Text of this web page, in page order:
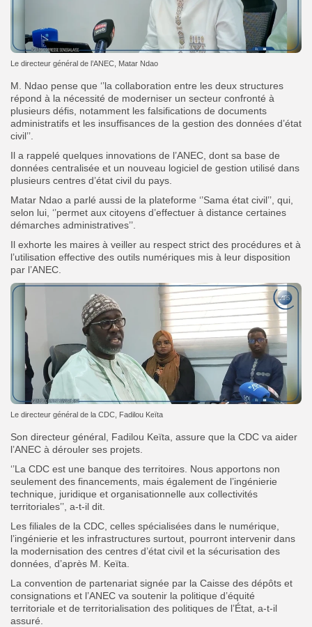
Le directeur général de l’ANEC, Matar Ndao
M. Ndao pense que ‘’la collaboration entre les deux structures
répond à la nécessité de moderniser un secteur confronté à
plusieurs défis, notamment les falsifications de documents
administratifs et les insuffisances de la gestion des données d’état
civil’’.
Il a rappelé quelques innovations de l’ANEC, dont sa base de
données centralisée et un nouveau logiciel de gestion utilisé dans
plusieurs centres d’état civil du pays.
Matar Ndao a parlé aussi de la plateforme ‘’Sama état civil’’, qui,
selon lui, ‘’permet aux citoyens d’effectuer à distance certaines
démarches administratives’’.
Il exhorte les maires à veiller au respect strict des procédures et à
l’utilisation effective des outils numériques mis à leur disposition
par l’ANEC.
Le directeur général de la CDC, Fadilou Keïta
Son directeur général, Fadilou Keïta, assure que la CDC va aider
l’ANEC à dérouler ses projets.
‘’La CDC est une banque des territoires. Nous apportons non
seulement des financements, mais également de l’ingénierie
technique, juridique et organisationnelle aux collectivités
territoriales’’, a-t-il dit.
Les filiales de la CDC, celles spécialisées dans le numérique,
l’ingénierie et les infrastructures surtout, pourront intervenir dans
la modernisation des centres d’état civil et la sécurisation des
données, d’après M. Keïta.
La convention de partenariat signée par la Caisse des dépôts et
consignations et l’ANEC va soutenir la politique d’équité
territoriale et de territorialisation des politiques de l’État, a-t-il
assuré.